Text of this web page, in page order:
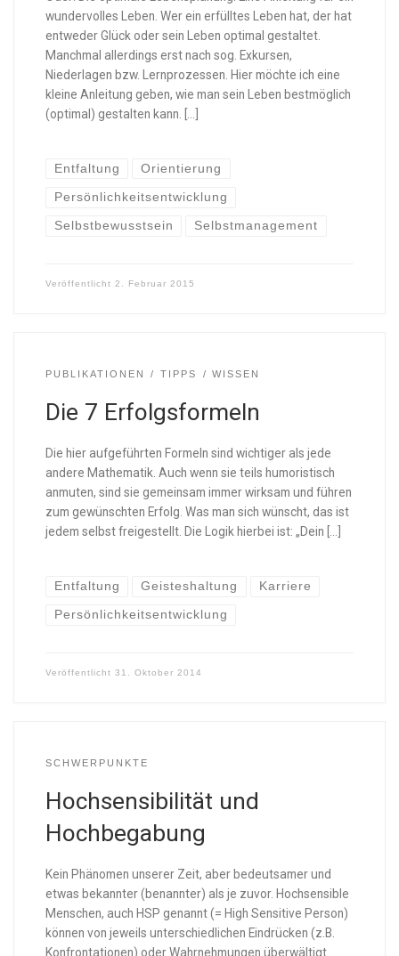
wundervolles Leben. Wer ein erfülltes Leben hat, der hat
entweder Glück oder sein Leben optimal gestaltet.
Manchmal allerdings erst nach sog. Exkursen,
Niederlagen bzw. Lernprozessen. Hier möchte ich eine
kleine Anleitung geben, wie man sein Leben bestmöglich
(optimal) gestalten kann. […]
Entfaltung Orientierung
Persönlichkeitsentwicklung
Selbstbewusstsein Selbstmanagement
Veröffentlicht 2. Februar 2015
PUBLIKATIONEN TIPPS WISSEN
Die 7 Erfolgsformeln
Die hier aufgeführten Formeln sind wichtiger als jede
andere Mathematik. Auch wenn sie teils humoristisch
anmuten, sind sie gemeinsam immer wirksam und führen
zum gewünschten Erfolg. Was man sich wünscht, das ist
jedem selbst freigestellt. Die Logik hierbei ist: „Dein […]
Entfaltung Geisteshaltung Karriere
Persönlichkeitsentwicklung
Veröffentlicht 31. Oktober 2014
SCHWERPUNKTE
Hochsensibilität und
Hochbegabung
Kein Phänomen unserer Zeit, aber bedeutsamer und
etwas bekannter (benannter) als je zuvor. Hochsensible
Menschen, auch HSP genannt (= High Sensitive Person)
können von jeweils unterschiedlichen Eindrücken (z.B.
Konfrontationen) oder Wahrnehmungen überwältigt